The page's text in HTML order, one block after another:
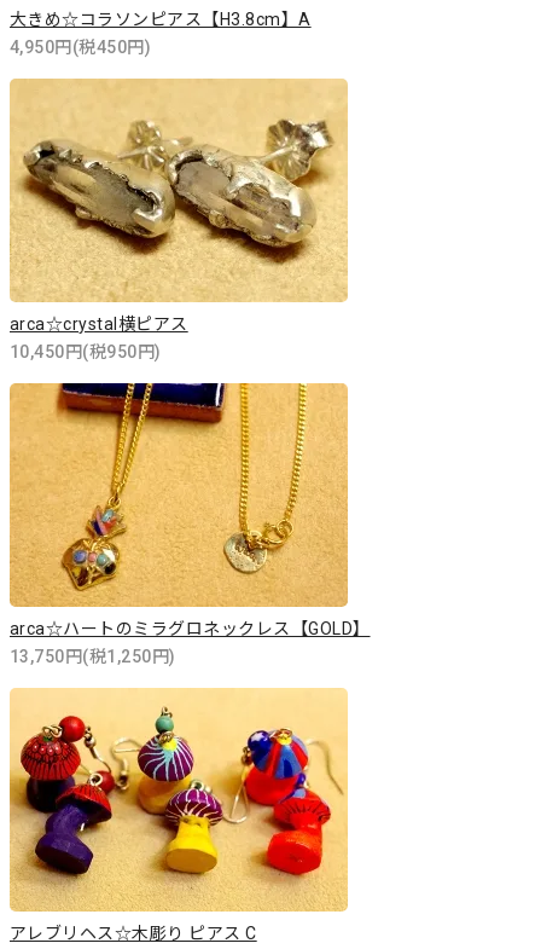
大きめ☆コラソンピアス【H3.8cm】A
4,950円(税450円)
arca☆crystal横ピアス
10,450円(税950円)
arca☆ハートのミラグロネックレス【GOLD】
13,750円(税1,250円)
アレブリヘス☆木彫り ピアス C